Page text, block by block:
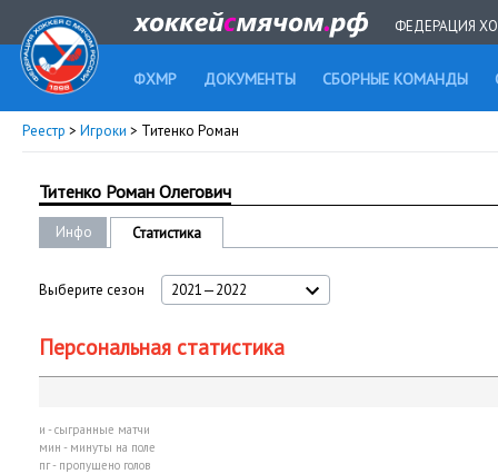
ФЕДЕРАЦИЯ
ФХМР ДОКУМЕНТЫ СБОРНЫЕ КОМАНДЫ
Реестр > Игроки > Титенко Роман
Титенко Роман Олегович
Инфо Статистика
Выберите сезон 2021—2022
Персональная статистика
и - сыгранные матчи
мин - минуты на поле
пг - пропущено голов